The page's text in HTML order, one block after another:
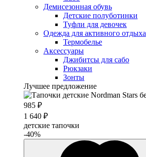
Демисезонная обувь
Детские полуботинки
Туфли для девочек
Одежда для активного отдыха
Термобелье
Аксессуары
Джибитсы для сабо
Рюкзаки
Зонты
Лучшее предложение
985 ₽
1 640 ₽
детские тапочки
-40%